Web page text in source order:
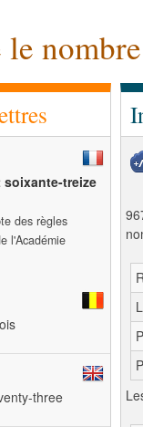
treize
des règles
l'Académie
three